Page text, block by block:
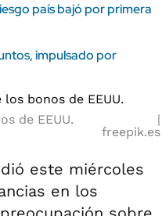
país bajó por primera
impulsado por
de EEUU.
freepik.es
este miércoles
en los